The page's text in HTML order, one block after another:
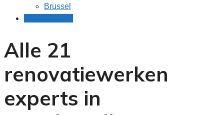
Brussel
Alle 21
renovatiewerken
experts in